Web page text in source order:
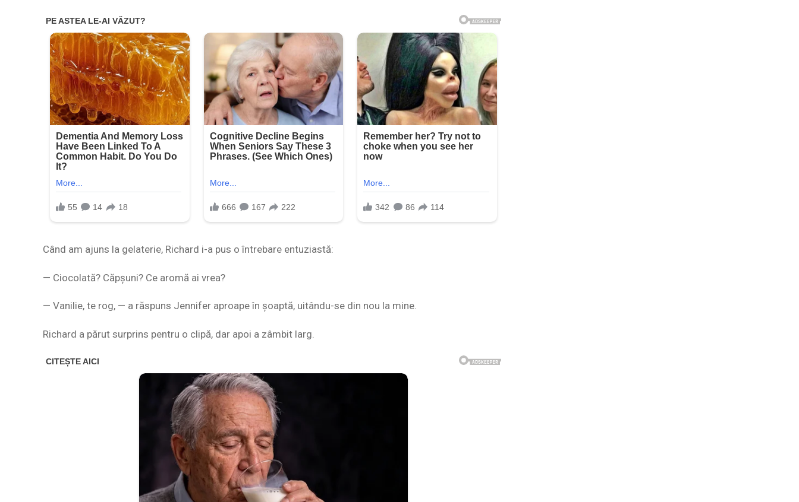
Când am ajuns la gelaterie, Richard i-a pus o întrebare entuziastă:
— Ciocolată? Căpșuni? Ce aromă ai vrea?
— Vanilie, te rog, — a răspuns Jennifer aproape în șoaptă, uitându-se din nou la mine.
Richard a părut surprins pentru o clipă, dar apoi a zâmbit larg.